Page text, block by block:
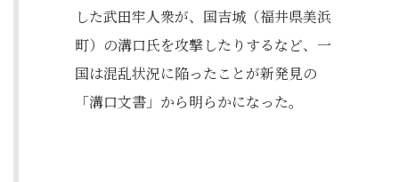
した武田牢人衆が、国吉城（福井県美浜
町）の溝口氏を攻撃したりするなど、一
国は混乱状況に陥ったことが新発見の
「溝口文書」から明らかになった。